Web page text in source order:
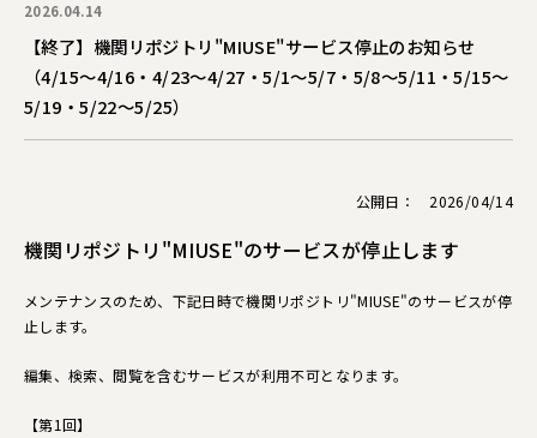
2026.04.14
【終了】機関リポジトリ"MIUSE"サービス停止のお知らせ
（4/15～4/16・4/23～4/27・5/1～5/7・5/8～5/11・5/15～
5/19・5/22～5/25）
公開日： 2026/04/14
機関リポジトリ"MIUSE"のサービスが停止します
メンテナンスのため、下記日時で機関リポジトリ"MIUSE"のサービスが停
止します。
編集、検索、閲覧を含むサービスが利用不可となります。
【第1回】